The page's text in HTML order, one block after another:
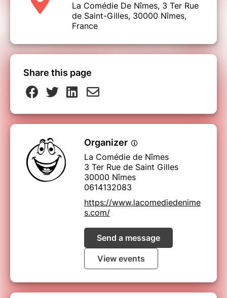
La Comédie De Nîmes, 3 Ter Rue
de Saint-Gilles, 30000 Nîmes,
France
Share this page
Organizer
La Comédie de Nîmes
3 Ter Rue de Saint Gilles
30000 Nîmes
0614132083
https://www.lacomediedenime
s.com/
Send a message
View events